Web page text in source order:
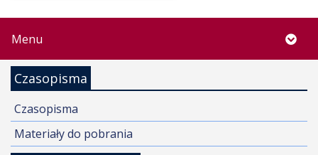
Menu
Czasopisma
Czasopisma
Materiały do pobrania